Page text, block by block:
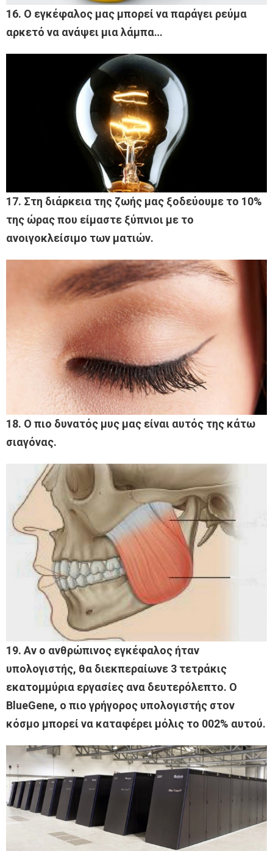
16. Ο εγκέφαλος μας μπορεί να παράγει ρεύμα
αρκετό να ανάψει μια λάμπα…
17. Στη διάρκεια της ζωής μας ξοδεύουμε το 10%
της ώρας που είμαστε ξύπνιοι με το
ανοιγοκλείσιμο των ματιών.
18. Ο πιο δυνατός μυς μας είναι αυτός της κάτω
σιαγόνας.
19. Αν ο ανθρώπινος εγκέφαλος ήταν
υπολογιστής, θα διεκπεραίωνε 3 τετράκις
εκατομμύρια εργασίες ανα δευτερόλεπτο. Ο
BlueGene, ο πιο γρήγορος υπολογιστής στον
κόσμο μπορεί να καταφέρει μόλις το 002% αυτού.